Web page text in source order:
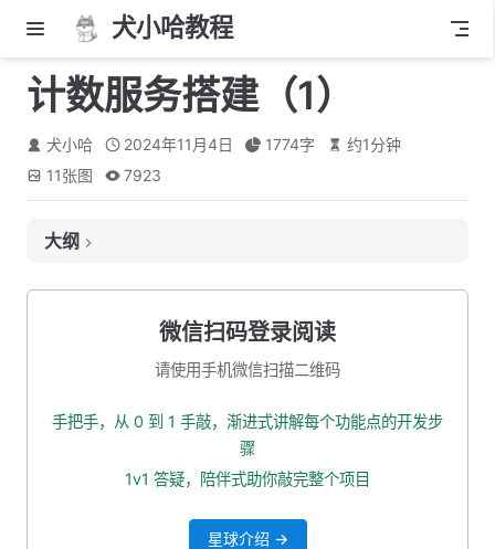
犬小哈教程
计数服务搭建（1）
犬小哈 2024年11月4日 1774字 约1分钟
11张图 7923
大纲
启动类
application 配置文件
微信扫码登录阅读
请使用手机微信扫描二维码
手把手，从 0 到 1 手敲，渐进式讲解每个功能点的开发步
骤
1v1 答疑，陪伴式助你敲完整个项目
星球介绍 →